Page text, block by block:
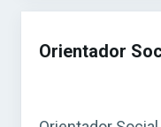
Orientador